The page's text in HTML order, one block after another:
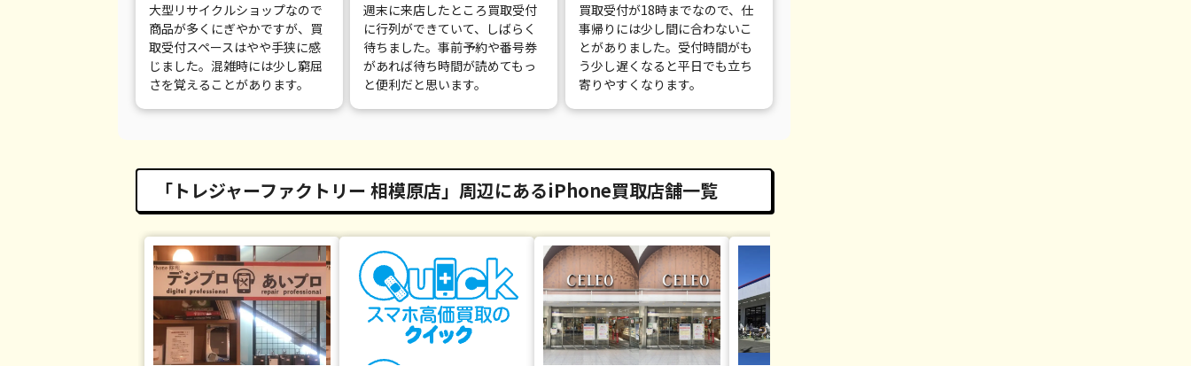
大型リサイクルショップなので
商品が多くにぎやかですが、買
取受付スペースはやや手狭に感
じました。混雑時には少し窮屈
さを覚えることがあります。
週末に来店したところ買取受付
に行列ができていて、しばらく
待ちました。事前予約や番号券
があれば待ち時間が読めてもっ
と便利だと思います。
買取受付が18時までなので、仕
事帰りには少し間に合わないこ
とがありました。受付時間がも
う少し遅くなると平日でも立ち
寄りやすくなります。
「トレジャーファクトリー 相模原店」周辺にあるiPhone買取店舗一覧